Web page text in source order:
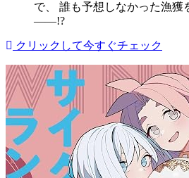
で、 誰も予想しなかった漁獲
――!?
クリックして今すぐチェック